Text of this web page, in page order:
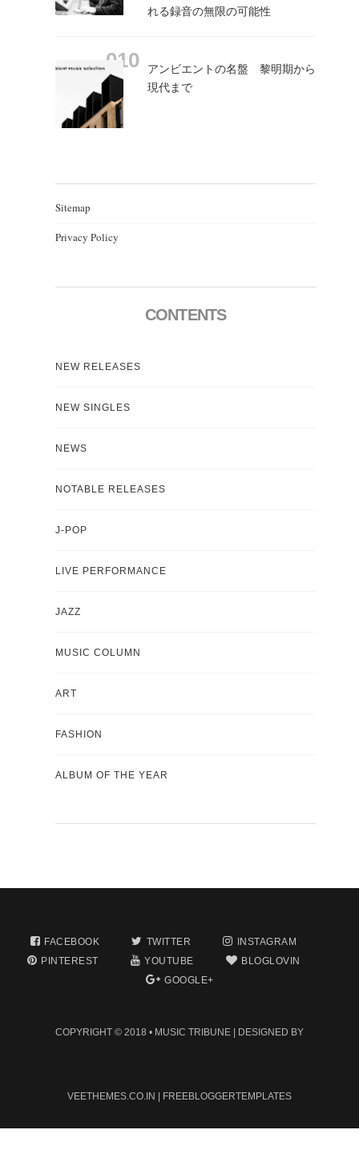
れる録音の無限の可能性
アンビエントの名盤 黎明期から
現代まで
Sitemap
Privacy Policy
CONTENTS
NEW RELEASES
NEW SINGLES
NEWS
NOTABLE RELEASES
J-POP
LIVE PERFORMANCE
JAZZ
MUSIC COLUMN
ART
FASHION
ALBUM OF THE YEAR
FACEBOOK TWITTER
INSTAGRAM
PINTEREST
YOUTUBE
BLOGLOVIN
GOOGLE+
COPYRIGHT © 2018 • MUSIC TRIBUNE | DESIGNED BY
VEETHEMES.CO.IN | FREEBLOGGERTEMPLATES